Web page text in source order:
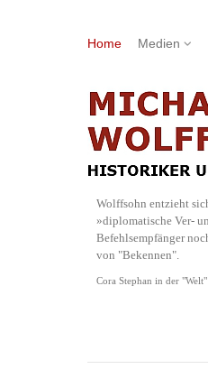
Home Medien
Wolffsohn entzieht
»diplomatische Ver-
Befehlsempfänger
von "Bekennen".
Cora Stephan in der "Welt"